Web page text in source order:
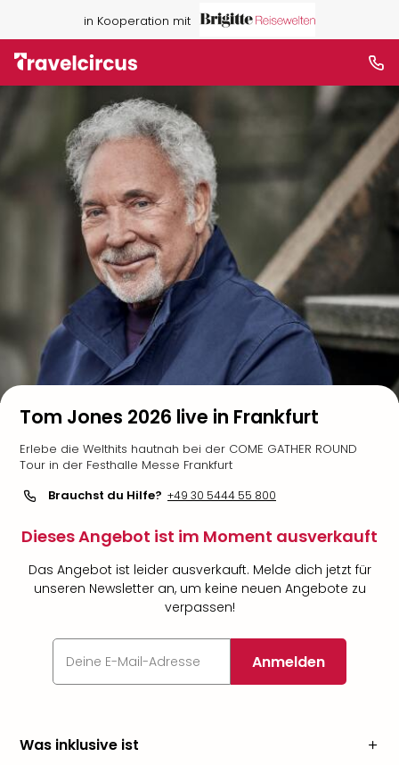
in Kooperation mit
Tom Jones 2026 live in Frankfurt
Erlebe die Welthits hautnah bei der COME GATHER ROUND
Tour in der Festhalle Messe Frankfurt
Brauchst du Hilfe? +49 30 5444 55 800
Dieses Angebot ist im Moment ausverkauft
Das Angebot ist leider ausverkauft. Melde dich jetzt für
unseren Newsletter an, um keine neuen Angebote zu
verpassen!
Anmelden
Was inklusive ist